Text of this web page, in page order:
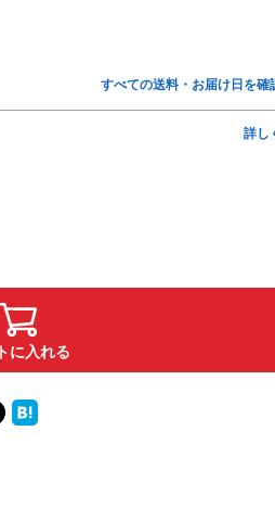
すべての送料・お届け日を確
詳し
に入れる